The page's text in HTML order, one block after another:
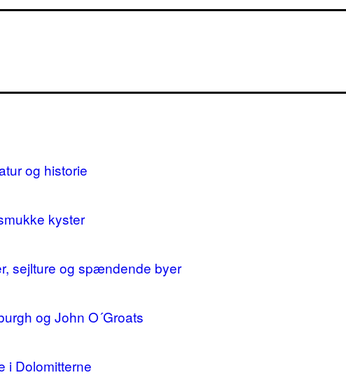
og historie
kyster
sejlture og spændende byer
og John O´Groats
i Dolomitterne